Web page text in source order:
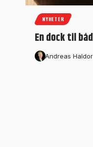
NYHETER
En dock til
Andreas